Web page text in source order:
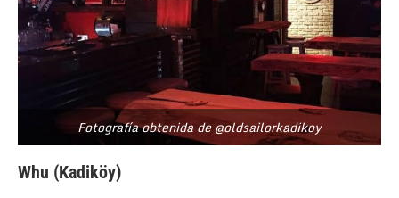
Fotografía obtenida de @oldsailorkadikoy
Whu (Kadiköy)